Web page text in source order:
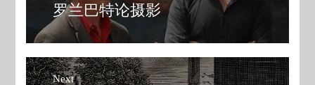
导
航
Previous
post:
罗兰巴特论摄影
Next